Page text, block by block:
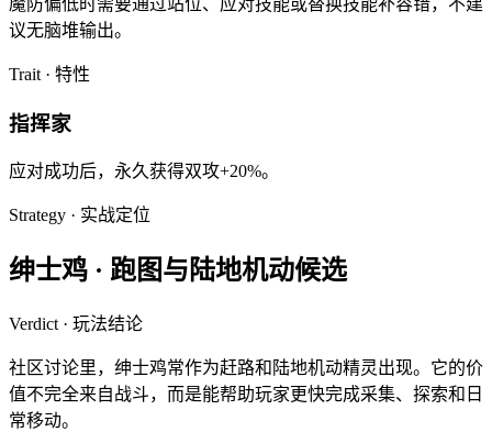
魔防偏低时需要通过站位、应对技能或替换技能补容错，不建
议无脑堆输出。
Trait · 特性
指挥家
应对成功后，永久获得双攻+20%。
Strategy · 实战定位
绅士鸡 · 跑图与陆地机动候选
Verdict · 玩法结论
社区讨论里，绅士鸡常作为赶路和陆地机动精灵出现。它的价
值不完全来自战斗，而是能帮助玩家更快完成采集、探索和日
常移动。